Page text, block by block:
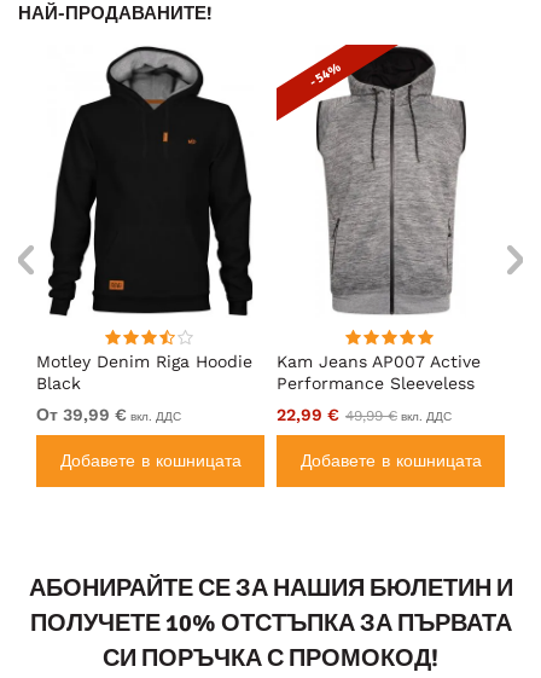
НАЙ-ПРОДАВАНИТЕ!
Motley Denim Riga Hoodie
Black
От 39,99 € вкл. ДДС
Добавете в кошницата
Kam Jeans AP007 Active
Performance Sleeveless
Hoody Grey
- 54%
22,99 € 49,99 € вкл. ДДС
Добавете в кошницата
АБОНИРАЙТЕ СЕ ЗА НАШИЯ БЮЛЕТИН И
ПОЛУЧЕТЕ 10% ОТСТЪПКА ЗА ПЪРВАТА
СИ ПОРЪЧКА С ПРОМОКОД!